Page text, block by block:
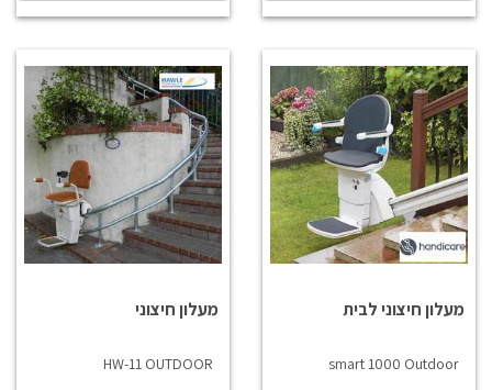
מעלון חיצוני לבית
smart 1000 Outdoor
מעלון חיצוני
HW-11 OUTDOOR